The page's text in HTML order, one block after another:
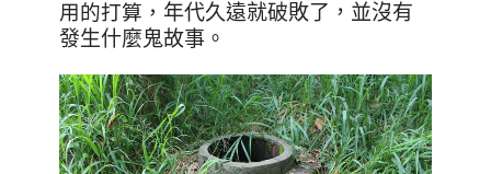
用的打算， 年代久遠就破敗了，並沒有
發生什麼鬼故事。